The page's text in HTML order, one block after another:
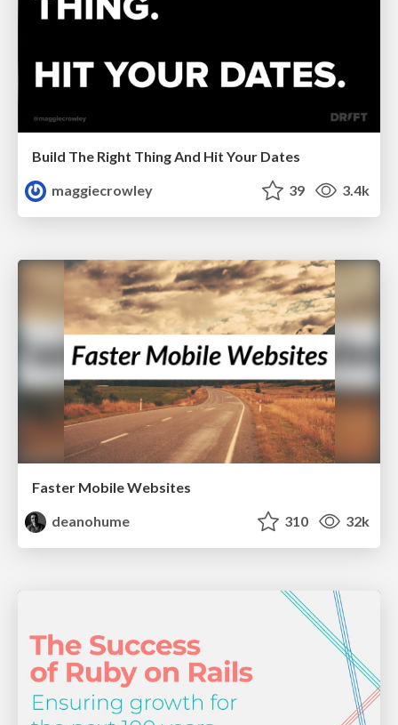
Build The Right Thing And Hit Your Dates
maggiecrowley
39 3.4k
Faster Mobile Websites
deanohume
310 32k